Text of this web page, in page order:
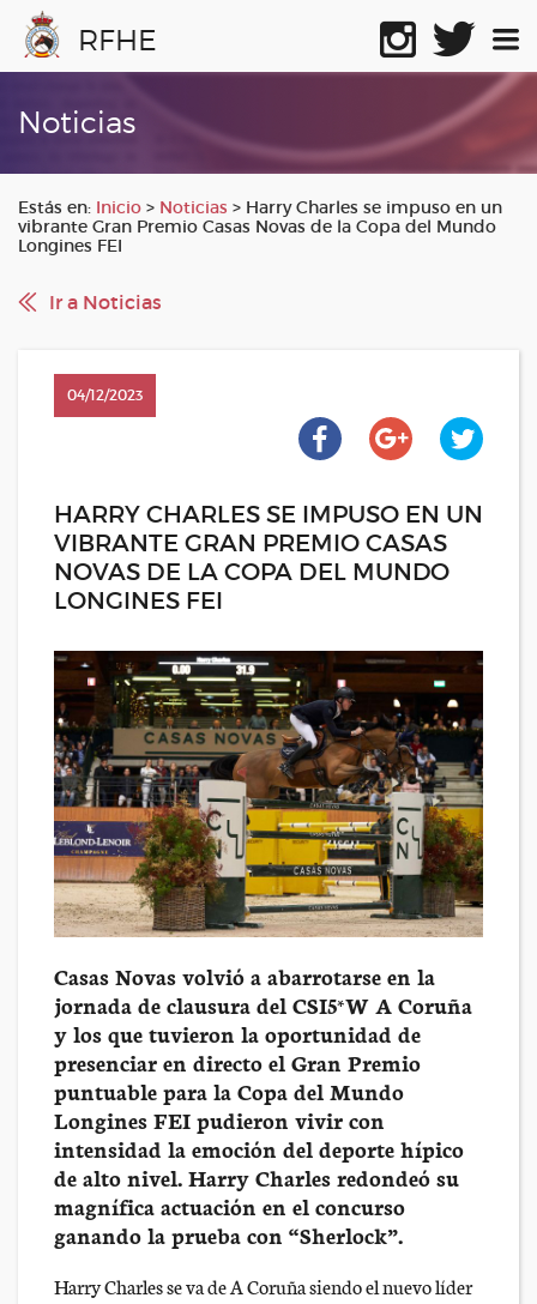
RFHE
Noticias
Estás en: Inicio > Noticias > Harry Charles se impuso en un
vibrante Gran Premio Casas Novas de la Copa del Mundo
Longines FEI
Ir a Noticias
04/12/2023
HARRY CHARLES SE IMPUSO EN UN
VIBRANTE GRAN PREMIO CASAS
NOVAS DE LA COPA DEL MUNDO
LONGINES FEI
Casas Novas volvió a abarrotarse en la
jornada de clausura del CSI5*W A Coruña
y los que tuvieron la oportunidad de
presenciar en directo el Gran Premio
puntuable para la Copa del Mundo
Longines FEI pudieron vivir con
intensidad la emoción del deporte hípico
de alto nivel. Harry Charles redondeó su
magnífica actuación en el concurso
ganando la prueba con “Sherlock”.
Harry Charles se va de A Coruña siendo el nuevo líder